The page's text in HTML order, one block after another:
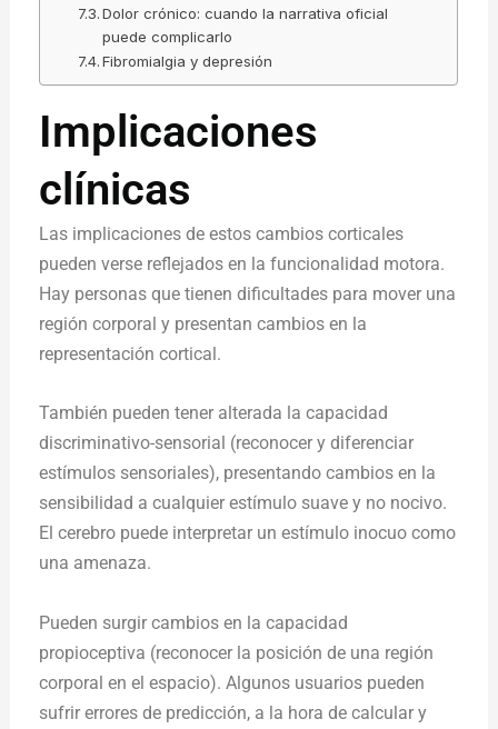
Dolor crónico: cuando la narrativa oficial
puede complicarlo
Fibromialgia y depresión
Implicaciones
clínicas
Las implicaciones de estos cambios corticales
pueden verse reflejados en la funcionalidad motora.
Hay personas que tienen dificultades para mover una
región corporal y presentan cambios en la
representación cortical.
También pueden tener alterada la capacidad
discriminativo-sensorial (reconocer y diferenciar
estímulos sensoriales), presentando cambios en la
sensibilidad a cualquier estímulo suave y no nocivo.
El cerebro puede interpretar un estímulo inocuo como
una amenaza.
Pueden surgir cambios en la capacidad
propioceptiva (reconocer la posición de una región
corporal en el espacio). Algunos usuarios pueden
sufrir errores de predicción, a la hora de calcular y